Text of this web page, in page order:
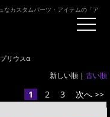
なカスタムパーツ・アイテムの「ア
リウスα
新しい順 | 古い順
1 2 3 次へ >>